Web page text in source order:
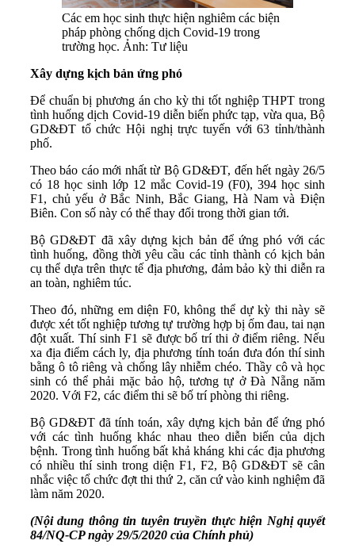
Các em học sinh thực hiện nghiêm các biện
pháp phòng chống dịch Covid-19 trong
trường học. Ảnh: Tư liệu
Xây dựng kịch bản ứng phó
Để chuẩn bị phương án cho kỳ thi tốt nghiệp THPT trong
tình huống dịch Covid-19 diễn biến phức tạp, vừa qua, Bộ
GD&ĐT tổ chức Hội nghị trực tuyến với 63 tỉnh/thành
phố.
Theo báo cáo mới nhất từ Bộ GD&ĐT, đến hết ngày 26/5
có 18 học sinh lớp 12 mắc Covid-19 (F0), 394 học sinh
F1, chủ yếu ở Bắc Ninh, Bắc Giang, Hà Nam và Điện
Biên. Con số này có thể thay đổi trong thời gian tới.
Bộ GD&ĐT đã xây dựng kịch bản để ứng phó với các
tình huống, đồng thời yêu cầu các tỉnh thành có kịch bản
cụ thể dựa trên thực tế địa phương, đảm bảo kỳ thi diễn ra
an toàn, nghiêm túc.
Theo đó, những em diện F0, không thể dự kỳ thi này sẽ
được xét tốt nghiệp tương tự trường hợp bị ốm đau, tai nạn
đột xuất. Thí sinh F1 sẽ được bố trí thi ở điểm riêng. Nếu
xa địa điểm cách ly, địa phương tính toán đưa đón thí sinh
bằng ô tô riêng và chống lây nhiễm chéo. Thầy cô và học
sinh có thể phải mặc bảo hộ, tương tự ở Đà Nẵng năm
2020. Với F2, các điểm thi sẽ bố trí phòng thi riêng.
Bộ GD&ĐT đã tính toán, xây dựng kịch bản để ứng phó
với các tình huống khác nhau theo diễn biến của dịch
bệnh. Trong tình huống bất khả kháng khi các địa phương
có nhiều thí sinh trong diện F1, F2, Bộ GD&ĐT sẽ cân
nhắc việc tổ chức đợt thi thứ 2, căn cứ vào kinh nghiệm đã
làm năm 2020.
(Nội dung thông tin tuyên truyền thực hiện Nghị quyết
84/NQ-CP ngày 29/5/2020 của Chính phủ)